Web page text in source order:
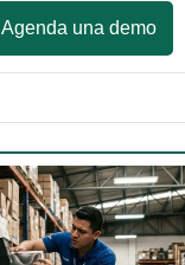
Agenda una demo